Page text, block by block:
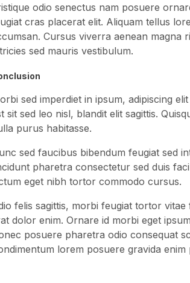
odio senectus nam posuere
cras placerat elit. Aliquam tellus
Cursus viverra aenean magna
sed mauris vestibulum.
sed imperdiet in ipsum, adipiscing
sit sed leo nisl, blandit elit sagittis.
purus habitasse.
sed faucibus bibendum feugiat sed
pharetra consectetur sed duis
eget nibh tortor commodo cursus.
felis sagittis, morbi feugiat tortor
dolor enim. Ornare id morbi eget
posuere pharetra odio consequat
lorem posuere gravida